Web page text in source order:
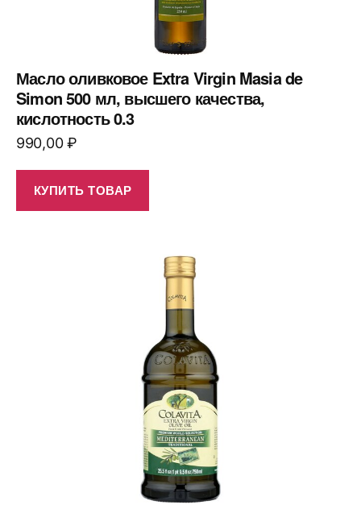
Масло оливковое Extra Virgin Masia de
Simon 500 мл, высшего качества,
кислотность 0.3
990,00₽
КУПИТЬ ТОВАР